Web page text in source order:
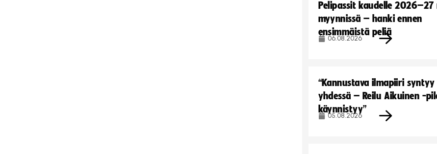
Pelipassit kaudelle
myynnissä – hanki ennen
ensimmäistä peliä
06.08.2026
“Kannustava ilmapiiri syntyy
yhdessä – Reilu Aikuinen -
käynnistyy”
05.08.2026